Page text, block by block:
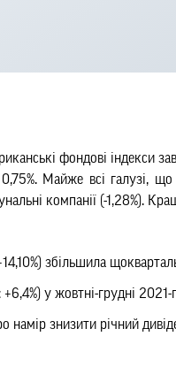
фондові індекси
Майже всі галузі,
компанії (-1,28%).
збільшила
у жовтні-грудні 2021-
намір знизити річний